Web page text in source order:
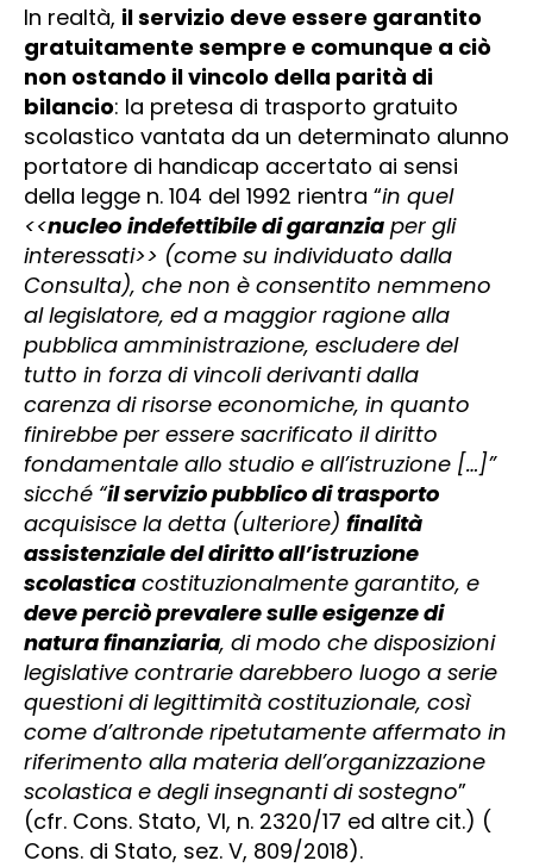
In realtà, il servizio deve essere garantito
gratuitamente sempre e comunque a ciò
non ostando il vincolo della parità di
bilancio: la pretesa di trasporto gratuito
scolastico vantata da un determinato alunno
portatore di handicap accertato ai sensi
della legge n. 104 del 1992 rientra “in quel
<<nucleo indefettibile di garanzia per gli
interessati>> (come su individuato dalla
Consulta), che non è consentito nemmeno
al legislatore, ed a maggior ragione alla
pubblica amministrazione, escludere del
tutto in forza di vincoli derivanti dalla
carenza di risorse economiche, in quanto
finirebbe per essere sacrificato il diritto
fondamentale allo studio e all’istruzione […]”
sicché “il servizio pubblico di trasporto
acquisisce la detta (ulteriore) finalità
assistenziale del diritto all’istruzione
scolastica costituzionalmente garantito, e
deve perciò prevalere sulle esigenze di
natura finanziaria, di modo che disposizioni
legislative contrarie darebbero luogo a serie
questioni di legittimità costituzionale, così
come d’altronde ripetutamente affermato in
riferimento alla materia dell’organizzazione
scolastica e degli insegnanti di sostegno”
(cfr. Cons. Stato, VI, n. 2320/17 ed altre cit.) (
Cons. di Stato, sez. V, 809/2018).